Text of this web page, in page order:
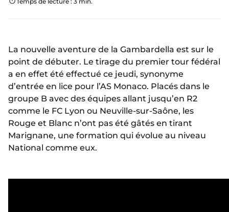
La nouvelle aventure de la Gambardella est sur le
point de débuter. Le tirage du premier tour fédéral
a en effet été effectué ce jeudi, synonyme
d’entrée en lice pour l’AS Monaco. Placés dans le
groupe B avec des équipes allant jusqu’en R2
comme le FC Lyon ou Neuville-sur-Saône, les
Rouge et Blanc n’ont pas été gâtés en tirant
Marignane, une formation qui évolue au niveau
National comme eux.